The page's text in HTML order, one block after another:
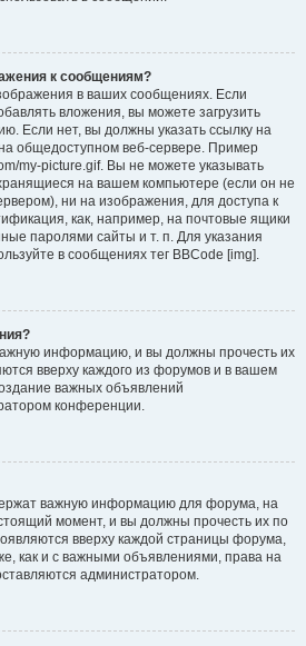
к сообщениям?
в ваших сообщениях. Если
вложения, вы можете загрузить
Если нет, вы должны указать ссылку на
общедоступном веб-сервере. Пример
my-picture.gif. Вы не можете указывать
на вашем компьютере (если он не
ни на изображения, для доступа к
как, например, на почтовые ящики
паролями сайты и т. п. Для указания
в сообщениях тег BBCode [img].
информацию, и вы должны прочесть их
вверху каждого из форумов и в вашем
важных объявлений
конференции.
важную информацию для форума, на
момент, и вы должны прочесть их по
вверху каждой страницы форума,
как и с важными объявлениями, права на
администратором.